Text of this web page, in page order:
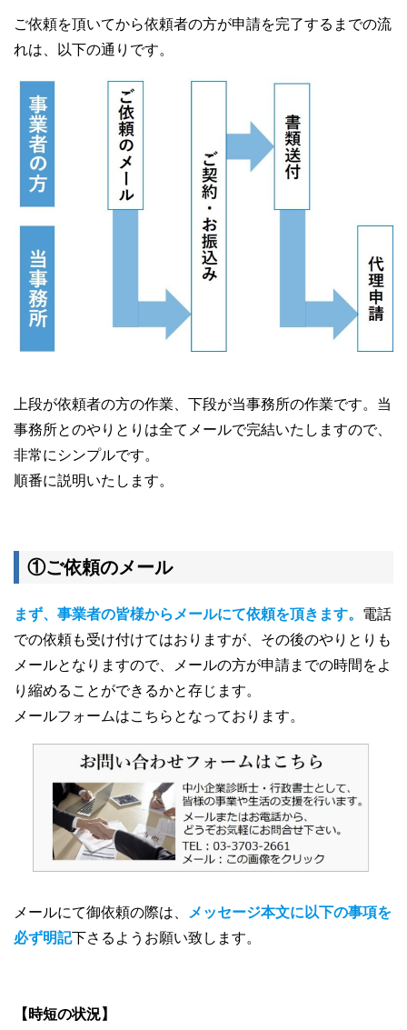
ご依頼を頂いてから依頼者の方が申請を完了するまでの流
れは、以下の通りです。
上段が依頼者の方の作業、下段が当事務所の作業です。当
事務所とのやりとりは全てメールで完結いたしますので、
非常にシンプルです。
順番に説明いたします。
①ご依頼のメール
まず、事業者の皆様からメールにて依頼を頂きます。 電話
での依頼も受け付けてはおりますが、その後のやりとりも
メールとなりますので、メールの方が申請までの時間をよ
り縮めることができるかと存じます。
メールフォームはこちらとなっております。
メールにて御依頼の際は、
メッセージ本文に以下の事項を
必ず明記下さるようお願い致します。
【時短の状況】